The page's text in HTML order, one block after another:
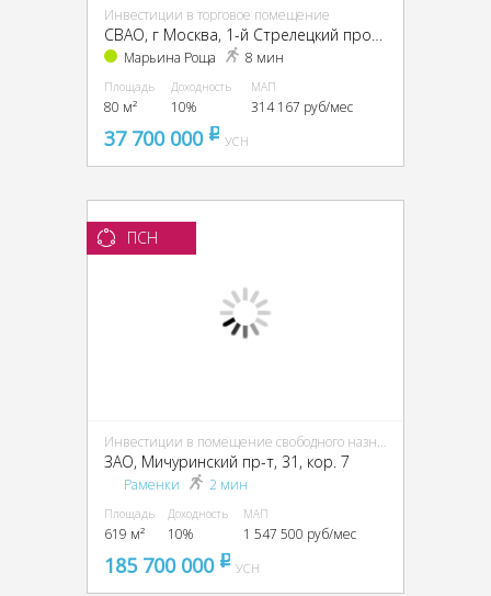
Инвестиции в торговое помещение
Марьина Роща 8 мин
Площадь
80 м²
Доходность
10%
МАП
314 167 руб/мес
37 700 000 pуб
УСН
ПСН
Инвестиции в помещение свободного назначения (ПСН)
ЗАО, Мичуринский пр-т, 31, кор. 7
Раменки 2 мин
Площадь
619 м²
Доходность
10%
МАП
1 547 500 руб/мес
185 700 000 pуб
УСН